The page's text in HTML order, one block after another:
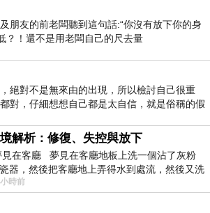
巷弄之間，外表看似不起眼，與現代建築格格
進時光隧道，來到古代文人的故居，好奇妙的
朋友的前老闆聽到這句話:“你沒有放下你的身
？！還不是用老闆自己的尺去量
絕對不是無來由的出現，所以檢討自己很重
對，仔細想想自己都是太自信，就是俗稱的假
解析：修復、失控與放下
見在客廳 夢見在客廳地板上洗一個沾了灰粉
器，然後把客廳地上弄得水到處流，然後又洗
棒球潮帽，後來發現帽
時前